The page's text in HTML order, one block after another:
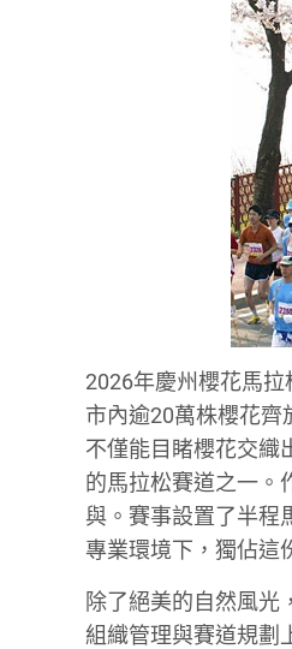
2026年慶州櫻花馬
市內逾20萬株櫻花齊
不僅能目睹櫻花交織
的馬拉松賽道之一。
與。賽事設置了半程
專業環境下，獨佔這
除了絕美的自然風光
組織管理與賽道規劃